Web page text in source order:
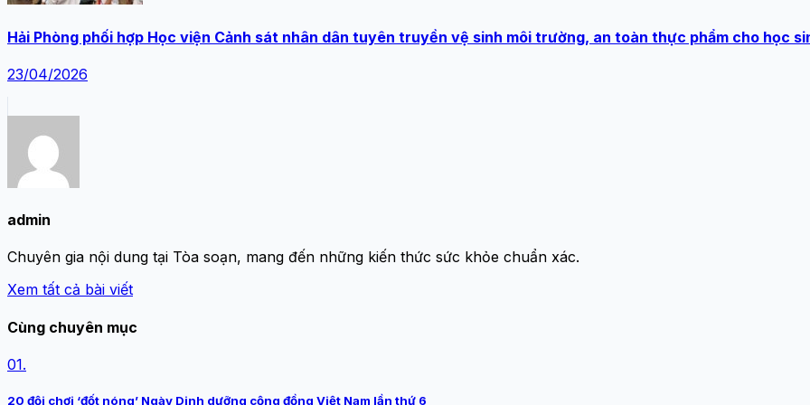
Hải Phòng phối hợp Học viện Cảnh sát nhân dân tuyên truyền vệ sinh môi trường, an toàn thực phẩm cho học
23/04/2026
admin
Chuyên gia nội dung tại Tòa soạn, mang đến những kiến thức sức khỏe chuẩn xác.
Xem tất cả bài viết
Cùng chuyên mục
01.
20 đội chơi ‘đốt nóng’ Ngày Dinh dưỡng cộng đồng Việt Nam lần thứ 6